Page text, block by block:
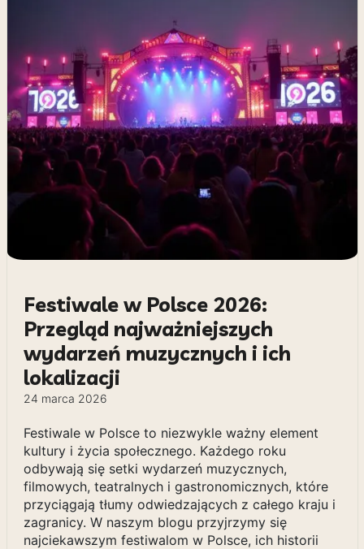
Festiwale w Polsce 2026:
Przegląd najważniejszych
wydarzeń muzycznych i ich
lokalizacji
24 marca 2026
Festiwale w Polsce to niezwykle ważny element
kultury i życia społecznego. Każdego roku
odbywają się setki wydarzeń muzycznych,
filmowych, teatralnych i gastronomicznych, które
przyciągają tłumy odwiedzających z całego kraju i
zagranicy. W naszym blogu przyjrzymy się
najciekawszym festiwalom w Polsce, ich historii